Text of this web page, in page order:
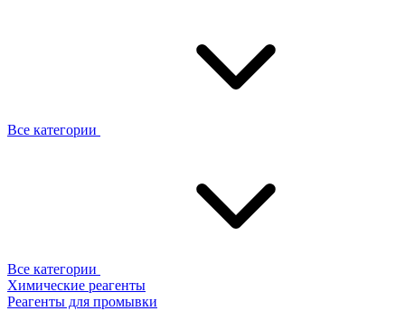
Все категории
Все категории
Химические реагенты
Реагенты для промывки